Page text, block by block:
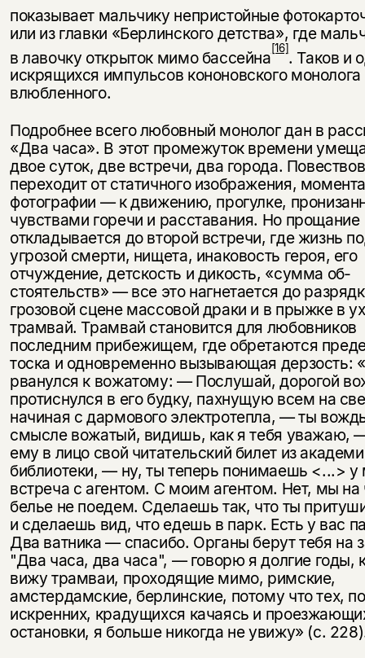
по­казывает мальчику непристойные
или из главки «Берлинского детства», где
в лавочку от­крыток мимо бассейна[16]. Таков и
искрящихся импульсов кононовского монолога
влюбленного.
Подробнее всего любовный монолог дан в
«Два часа». В этот про­межуток времени
двое суток, две встречи, два города.
переходит от статичного изоб­ражения,
фотографии — к движению, прогулке,
чувствами горечи и расставания. Но прощание
откладывается до второй встречи, где жизнь
угрозой смерти, нищета, инаковость героя, его
отчуждение, детскость и дикость, «сумма об­
стоятельств» — все это нагнетается до
грозовой сцене массовой драки и в прыжке в
трамвай. Трамвай становится для любовников
последним прибежищем, где обретают­ся
тоска и одновременно вызывающая дерзость:
рванулся к вожатому: — Послушай, дорогой
протиснулся в его будку, пахнущую всем на
начиная с дармового электротепла, — ты
смысле вожатый, видишь, как я тебя уважаю,
ему в лицо свой читательский билет из
библиотеки, — ну, ты теперь понима­ешь <...> у
встреча с агентом. С моим агентом. Нет, мы на
белье не поедем. Сделаешь так, что ты
и сделаешь вид, что едешь в парк. Есть у вас
Два ватника — спасибо. Органы берут тебя на
"Два часа, два часа", — говорю я долгие годы,
вижу трам­ваи, проходящие мимо, римские,
амстердамские, берлинские, потому что тех,
искренних, крадущих­ся качаясь и
остановки, я больше никогда не уви­жу» (с.